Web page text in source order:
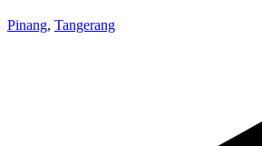
Pinang, Tangerang